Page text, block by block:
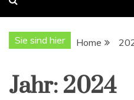
Sie sind hier Home
Jahr: 2024